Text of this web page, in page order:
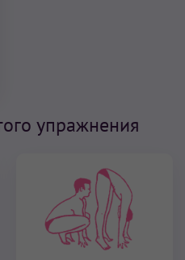
упражнения